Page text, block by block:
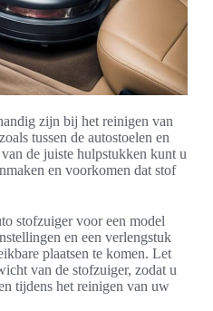
zijn bij het reinigen van
tussen de autostoelen en
de juiste hulpstukken kunt u
en voorkomen dat stof
stofzuiger voor een model
en een verlengstuk
plaatsen te komen. Let
van de stofzuiger, zodat u
tijdens het reinigen van uw